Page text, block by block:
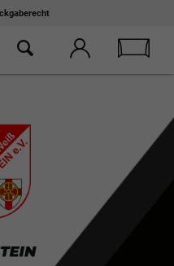
Versand